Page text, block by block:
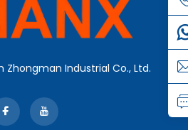
Zhongman Industrial Co., Ltd.